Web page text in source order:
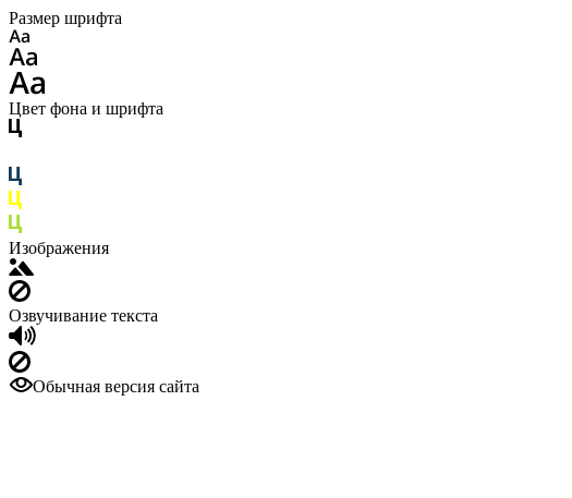
Размер шрифта
Цвет фона и шрифта
Изображения
Озвучивание текста
Обычная версия сайта